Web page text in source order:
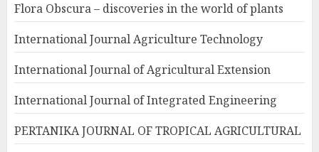
Flora Obscura – discoveries in the world of plants
International Journal Agriculture Technology
International Journal of Agricultural Extension
International Journal of Integrated Engineering
PERTANIKA JOURNAL OF TROPICAL AGRICULTURAL